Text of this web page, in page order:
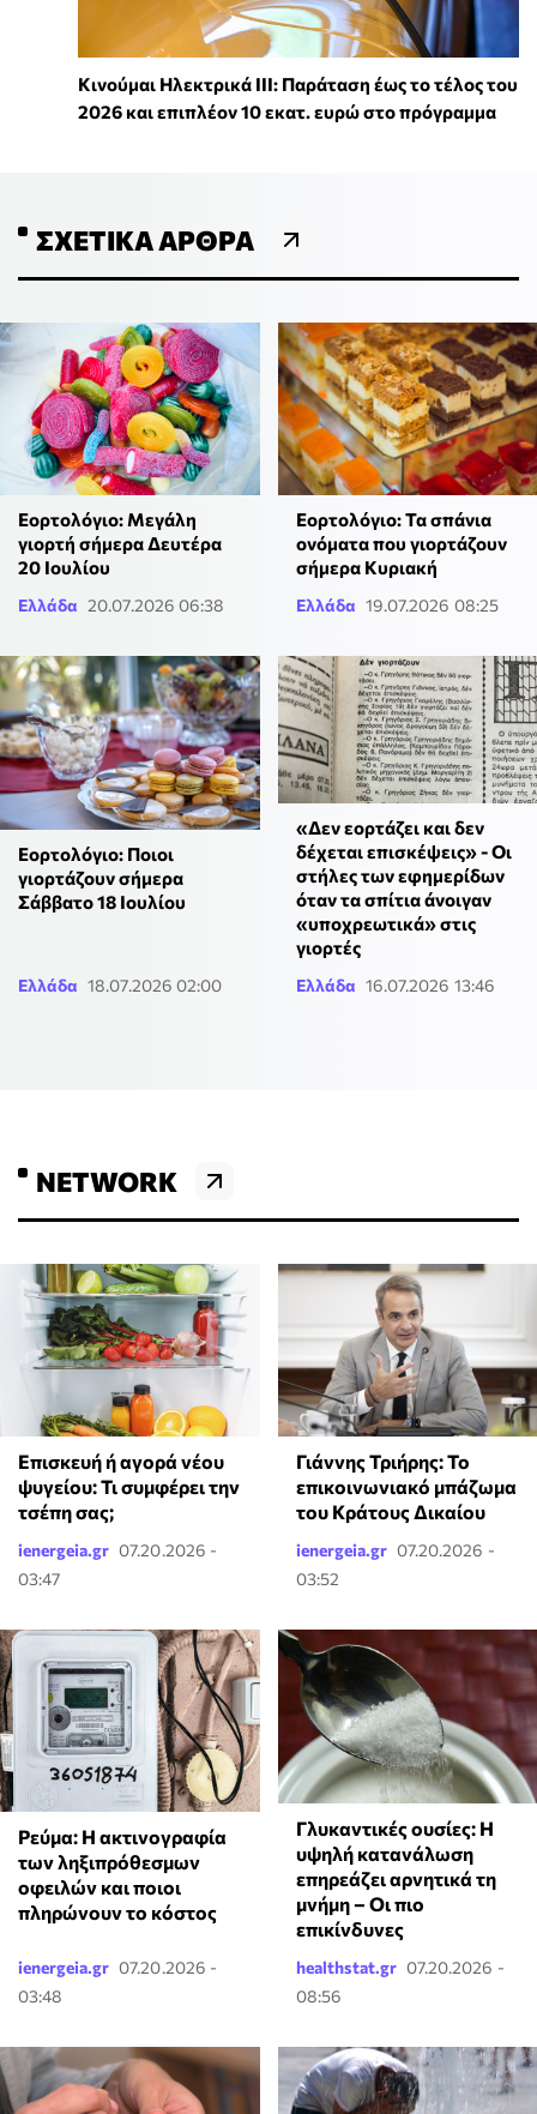
Κινούμαι Ηλεκτρικά ΙΙΙ: Παράταση έως το τέλος του
2026 και επιπλέον 10 εκατ. ευρώ στο πρόγραμμα
ΣΧΕΤΙΚΆ ΆΡΘΡΑ
Εορτολόγιο: Μεγάλη
γιορτή σήμερα Δευτέρα
20 Ιουλίου
Ελλάδα 20.07.2026 06:38
Εορτολόγιο: Τα σπάνια
ονόματα που γιορτάζουν
σήμερα Κυριακή
Ελλάδα 19.07.2026 08:25
Εορτολόγιο: Ποιοι
γιορτάζουν σήμερα
Σάββατο 18 Ιουλίου
Ελλάδα 18.07.2026 02:00
«Δεν εορτάζει και δεν
δέχεται επισκέψεις» - Οι
στήλες των εφημερίδων
όταν τα σπίτια άνοιγαν
«υποχρεωτικά» στις
γιορτές
Ελλάδα 16.07.2026 13:46
NETWORK
Επισκευή ή αγορά νέου
ψυγείου: Τι συμφέρει την
τσέπη σας;
ienergeia.gr 07.20.2026 -
03:47
Γιάννης Τριήρης: Το
επικοινωνιακό μπάζωμα
του Κράτους Δικαίου
ienergeia.gr 07.20.2026 -
03:52
Ρεύμα: Η ακτινογραφία
των ληξιπρόθεσμων
οφειλών και ποιοι
πληρώνουν το κόστος
ienergeia.gr 07.20.2026 -
03:48
Γλυκαντικές ουσίες: Η
υψηλή κατανάλωση
επηρεάζει αρνητικά τη
μνήμη – Οι πιο
επικίνδυνες
healthstat.gr 07.20.2026 -
08:56